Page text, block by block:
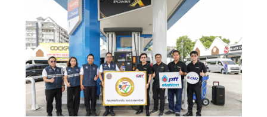
จ.ชลบุรี เมื่อวันที่ 10 กรกฎาคม